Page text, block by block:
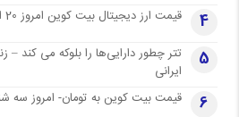
4 قیمت ارز دیجیتال بیت کوین امروز 20 اسفند 1403
5
تتر چطور دارایی‌ها را بلوکه می کند
ایرانی
6 قیمت بیت کوین به تومان- امروز سه شنبه 7 اسفند